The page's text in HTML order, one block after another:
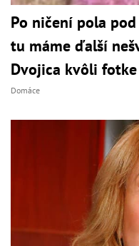
Po ničení pola
tu máme ďalší
Dvojica kvôli
Domáce